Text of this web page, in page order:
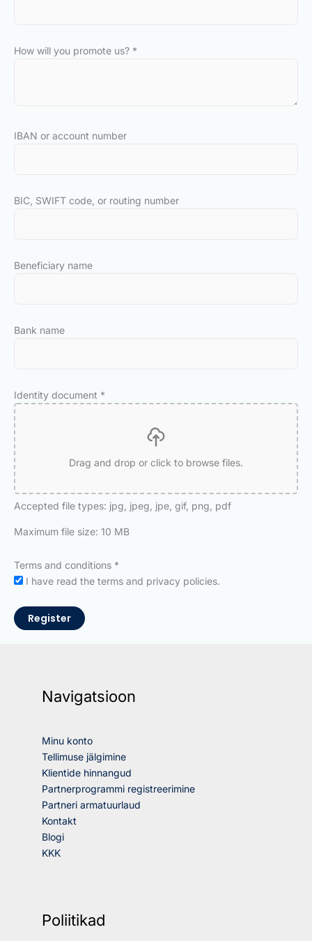
How will you promote us? *
IBAN or account number
BIC, SWIFT code, or routing number
Beneficiary name
Bank name
Identity document *
Drag and drop or click to browse files.
Accepted file types: jpg, jpeg, jpe, gif, png, pdf
Maximum file size: 10 MB
Terms and conditions *
I have read the terms and privacy policies.
Register
Navigatsioon
Minu konto
Tellimuse jälgimine
Klientide hinnangud
Partnerprogrammi registreerimine
Partneri armatuurlaud
Kontakt
Blogi
KKK
Poliitikad